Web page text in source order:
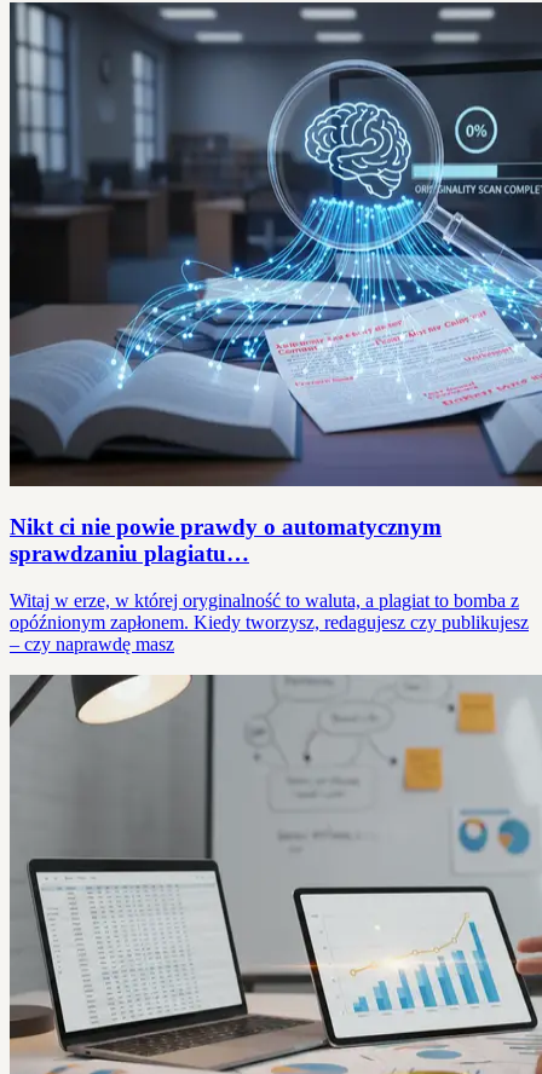
Nikt ci nie powie prawdy o automatycznym
sprawdzaniu plagiatu…
Witaj w erze, w której oryginalność to waluta, a plagiat to bomba z
opóźnionym zapłonem. Kiedy tworzysz, redagujesz czy publikujesz
– czy naprawdę masz